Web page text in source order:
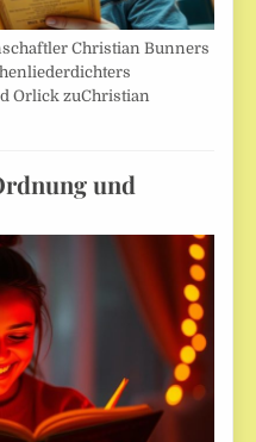
Christian Bunners
Orlick zuChristian
und